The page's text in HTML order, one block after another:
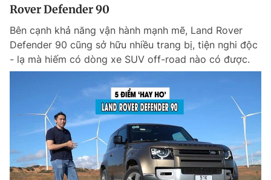
Rover Defender 90
Bên cạnh khả năng vận hành mạnh mẽ, Land Rover
Defender 90 cũng sở hữu nhiều trang bị, tiện nghi độc
- lạ mà hiếm có dòng xe SUV off-road nào có được.